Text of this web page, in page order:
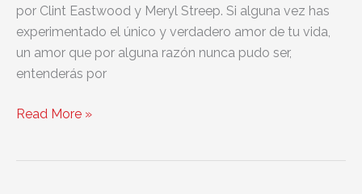
por Clint Eastwood y Meryl Streep. Si alguna vez has
experimentado el único y verdadero amor de tu vida,
un amor que por alguna razón nunca pudo ser,
entenderás por
English
Read More »